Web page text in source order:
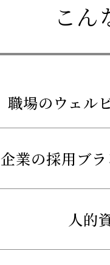
こん
職場のウェル
企業の採用ブ
人的